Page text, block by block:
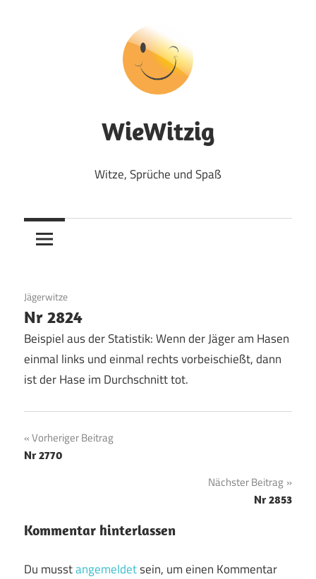
WieWitzig
Witze, Sprüche und Spaß
24. Juli 2017
Jägerwitze
Nr 2824
Beispiel aus der Statistik: Wenn der Jäger am Hasen
einmal links und einmal rechts vorbeischießt, dann
ist der Hase im Durchschnitt tot.
Beitragsnavigation
Vorheriger Beitrag
Nr 2770
Nächster Beitrag
Nr 2853
Kommentar hinterlassen
Du musstangemeldetsein, um einen Kommentar